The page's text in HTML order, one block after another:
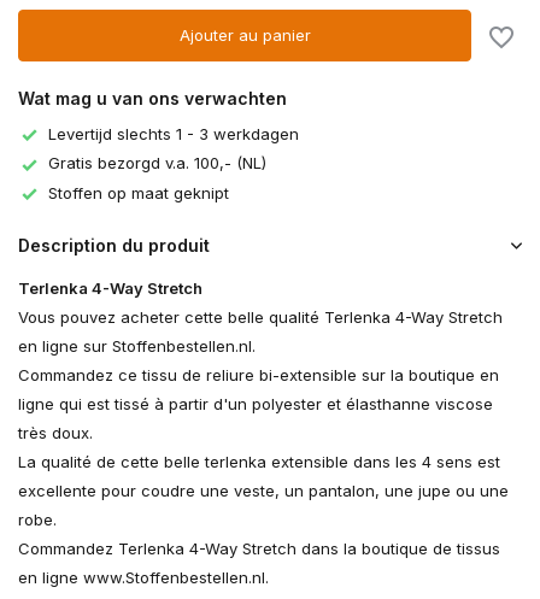
Ajouter au panier
Wat mag u van ons verwachten
Levertijd slechts 1 - 3 werkdagen
Gratis bezorgd v.a. 100,- (NL)
Stoffen op maat geknipt
Description du produit
Terlenka 4-Way Stretch
Vous pouvez acheter cette belle qualité Terlenka 4-Way Stretch
en ligne sur Stoffenbestellen.nl.
Commandez ce tissu de reliure bi-extensible sur la boutique en
ligne qui est tissé à partir d'un polyester et élasthanne viscose
très doux.
La qualité de cette belle terlenka extensible dans les 4 sens est
excellente pour coudre une veste, un pantalon, une jupe ou une
robe.
Commandez Terlenka 4-Way Stretch dans la boutique de tissus
en ligne www.Stoffenbestellen.nl.